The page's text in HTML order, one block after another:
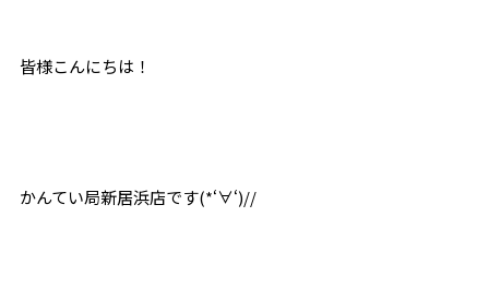
皆様こんにちは！
かんてい局新居浜店です(*‘∀‘)//